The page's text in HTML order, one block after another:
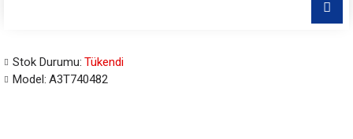
Stok Durumu: Tükendi
Model: A3T740482